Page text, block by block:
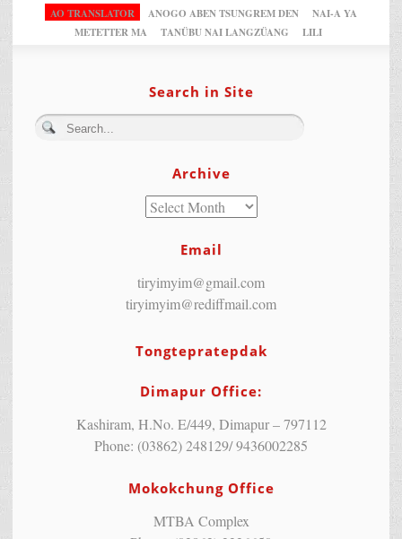
AO TRANSLATOR ANOGO ABEN TSUNGREM DEN
NAI-A YA
METETTER MA
TANÜBU NAI LANGZÜANG LILI
Search in Site
Archive
Email
tiryimyim@gmail.com
tiryimyim@rediffmail.com
Tongtepratepdak
Dimapur Office:
Kashiram, H.No. E/449, Dimapur – 797112
Phone: (03862) 248129/ 9436002285
Mokokchung Office
MTBA Complex